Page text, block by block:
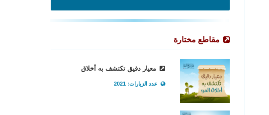
مقاطع مختارة
معيار دقيق تكتشف به أخلاق
عدد الزيارات: 2021